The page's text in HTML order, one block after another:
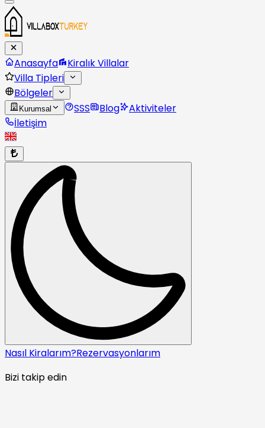
Anasayfa
Kiralık Villalar
Villa Tipleri
Bölgeler
Kurumsal SSS Blog
Aktiviteler
İletişim
Nasıl Kiralarım?Rezervasyonlarım
Bizi takip edin